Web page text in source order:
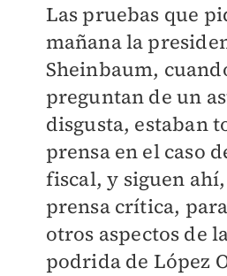
Las pruebas que
mañana la
Sheinbaum,
preguntan de un
disgusta, estaban
prensa en el caso
fiscal, y siguen
prensa crítica,
otros aspectos de
podrida de López